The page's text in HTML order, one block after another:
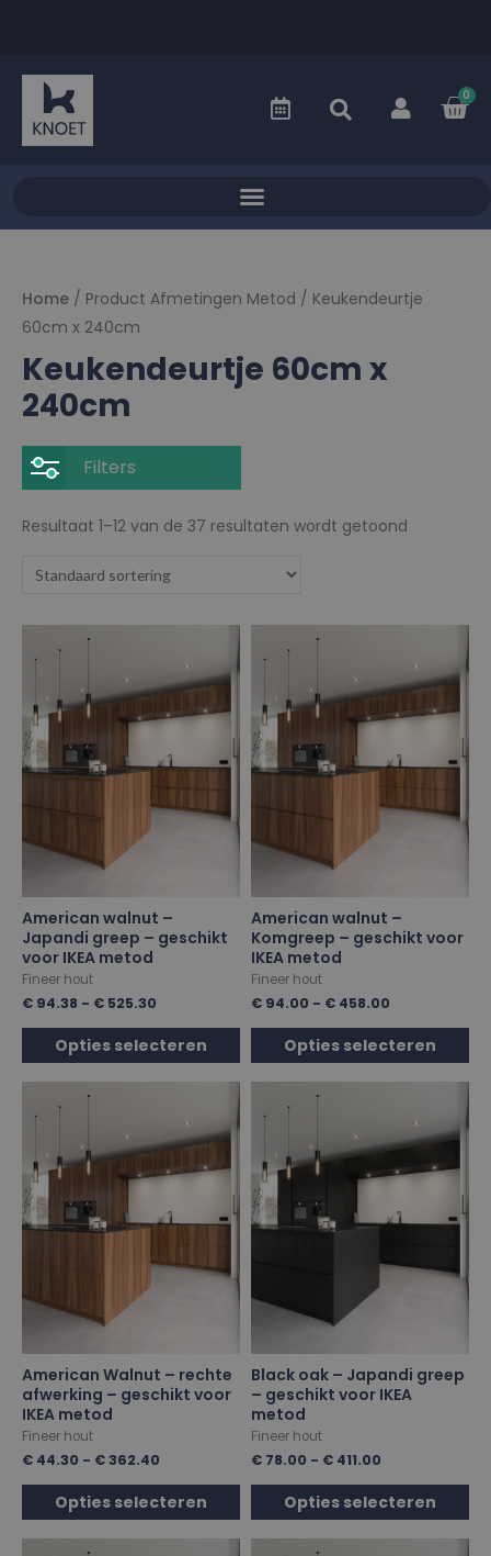
0
Home / Product Afmetingen Metod / Keukendeurtje
60cm x 240cm
Keukendeurtje 60cm x
240cm
Filters
Resultaat 1–12 van de 37 resultaten wordt getoond
American walnut –
Japandi greep – geschikt
voor IKEA metod
Fineer hout
€ 94.38 - € 525.30
Opties selecteren
American walnut –
Komgreep – geschikt voor
IKEA metod
Fineer hout
€ 94.00 - € 458.00
Opties selecteren
American Walnut – rechte
afwerking – geschikt voor
IKEA metod
Fineer hout
€ 44.30 - €362.40
Opties selecteren
Black oak – Japandi greep
– geschikt voor IKEA
metod
Fineer hout
€ 78.00 - € 411.00
Opties selecteren